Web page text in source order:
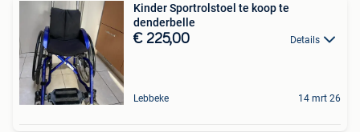
Kinder Sportrolstoel te koop te
denderbelle
€ 225,00 Details
Lebbeke 14 mrt 26